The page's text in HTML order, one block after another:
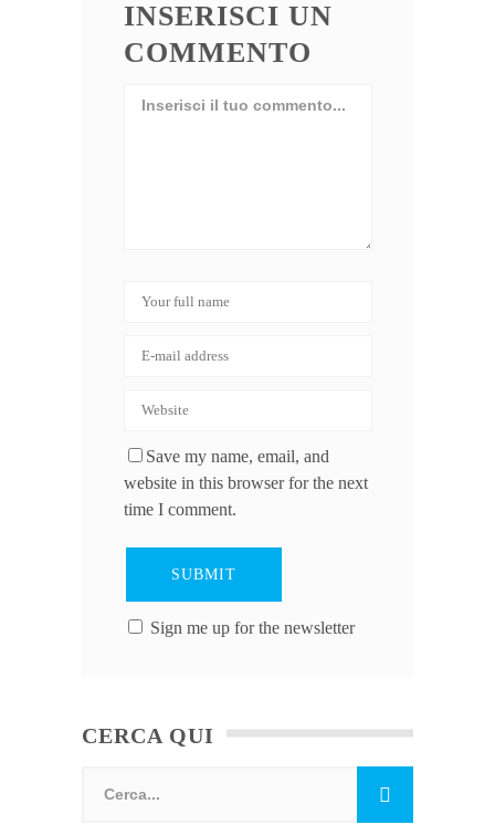
INSERISCI UN
COMMENTO
Save my name, email, and
website in this browser for the next
time I comment.
Sign me up for the newsletter
CERCA QUI